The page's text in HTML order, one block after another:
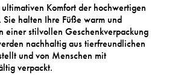
Komfort der hochwertigen
halten Ihre Füße warm und
einer stilvollen Geschenkverpackung
nachhaltig aus tierfreundlichen
und von Menschen mit
verpackt.